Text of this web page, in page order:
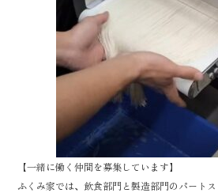
【一緒に働く仲間を募集しています】
ふくみ家では、飲食部門と製造部門のパートス